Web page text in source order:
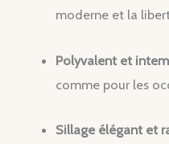
moderne et la
Polyvalent et
comme pour les
Sillage élégant et